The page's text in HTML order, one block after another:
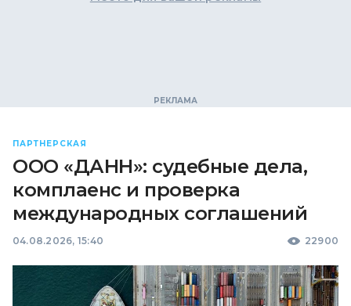
ПАРТНЕРСКАЯ
ООО «ДАНН»: судебные дела,
комплаенс и проверка
международных соглашений
04.08.2026, 15:40 22900